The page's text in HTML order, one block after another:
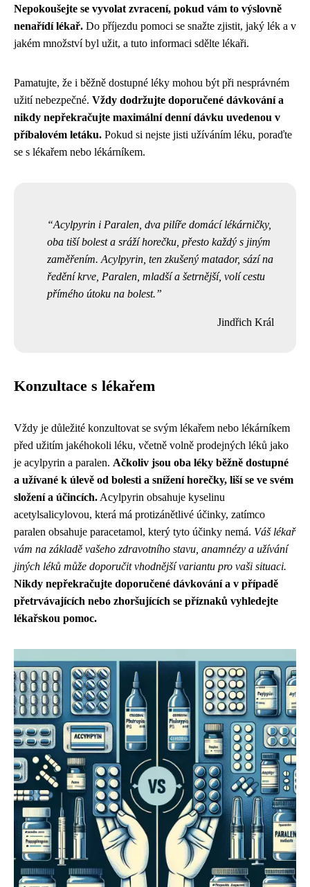
Nepokoušejte se vyvolat zvracení, pokud vám to výslovně
nenařídí lékař. Do příjezdu pomoci se snažte zjistit, jaký lék a v
jakém množství byl užit, a tuto informaci sdělte lékaři.
Pamatujte, že i běžně dostupné léky mohou být při nesprávném
užití nebezpečné. Vždy dodržujte doporučené dávkování a
nikdy nepřekračujte maximální denní dávku uvedenou v
příbalovém letáku. Pokud si nejste jisti užíváním léku, poraďte
se s lékařem nebo lékárníkem.
Acylpyrin i Paralen, dva pilíře domácí lékárničky,
oba tiší bolest a sráží horečku, přesto každý s jiným
zaměřením. Acylpyrin, ten zkušený matador, sází na
ředění krve, Paralen, mladší a šetrnější, volí cestu
přímého útoku na bolest.
Jindřich Král
Konzultace s lékařem
Vždy je důležité konzultovat se svým lékařem nebo lékárníkem
před užitím jakéhokoli léku, včetně volně prodejných léků jako
je acylpyrin a paralen. Ačkoliv jsou oba léky běžně dostupné
a užívané k úlevě od bolesti a snížení horečky, liší se ve svém
složení a účincích. Acylpyrin obsahuje kyselinu
acetylsalicylovou, která má protizánětlivé účinky, zatímco
paralen obsahuje paracetamol, který tyto účinky nemá. Váš lékař
vám na základě vašeho zdravotního stavu, anamnézy a užívání
jiných léků může doporučit vhodnější variantu pro vaši situaci.
Nikdy nepřekračujte doporučené dávkování a v případě
přetrvávajících nebo zhoršujících se příznaků vyhledejte
lékařskou pomoc.